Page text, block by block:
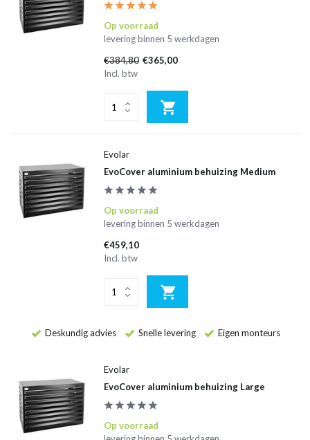
Op voorraad
levering binnen 5 werkdagen
€384,80 €365,00
Incl. btw
Evolar
EvoCover aluminium behuizing Medium
Op voorraad
levering binnen 5 werkdagen
€459,10
Incl. btw
Deskundig advies Snelle levering Eigen monteurs
Evolar
EvoCover aluminium behuizing Large
Op voorraad